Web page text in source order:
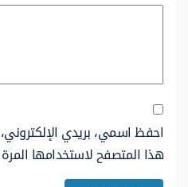
احفظ اسمي، بريدي
هذا المتصفح لاستخدامها